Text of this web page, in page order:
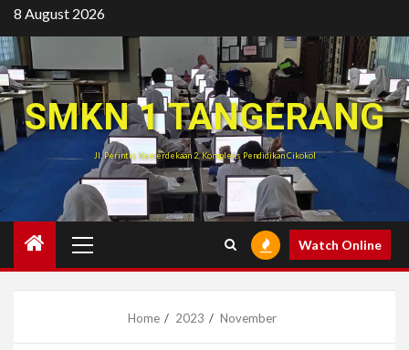
Skip
to
content
8 August 2026
SMKN 1 TANGERANG
Jl. Perintis Kemerdekaan 2, Kompleks Pendidikan Cikokol
Menu
Watch Online
Home 2023 November